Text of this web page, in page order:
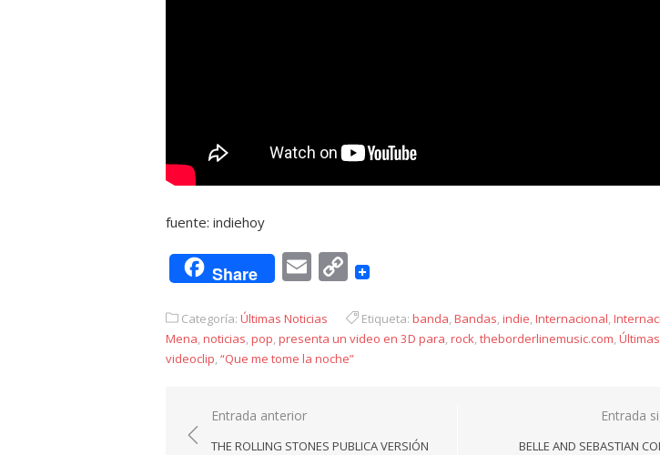
fuente: indiehoy
Share EmailCopy
Categoría: Últimas Noticias Etiqueta: banda,Bandas,indie,Internacional,
Mena,noticias,pop,presenta un video en 3D para,rock,theborderlinemusic.com,
videoclip,“Que me tome la noche”
Navegación
de
Entrada anterior
THE ROLLING STONES PUBLICA VERSIÓN
Entrada
BELLE AND SEBASTIAN